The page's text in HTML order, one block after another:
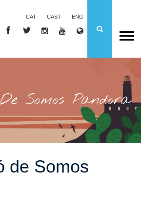
CAT CAST ENG
Somos Pandora
de Somos